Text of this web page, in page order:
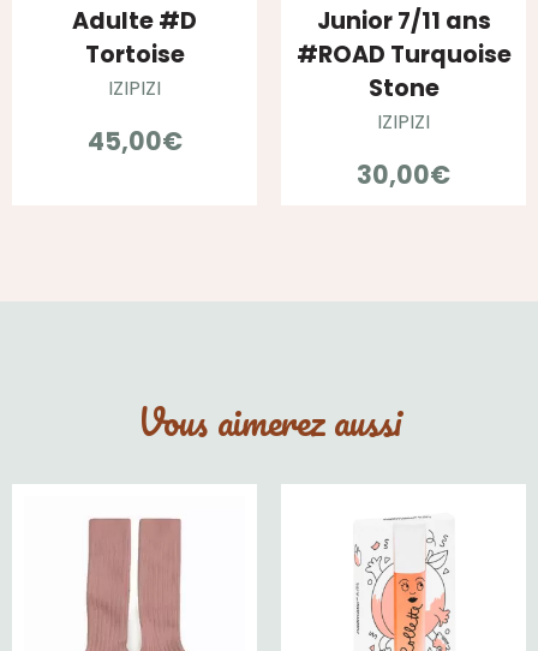
Adulte #D
Tortoise
IZIPIZI
45,00€
Junior 7/11 ans
#ROAD Turquoise
Stone
IZIPIZI
30,00€
Vous aimerez aussi